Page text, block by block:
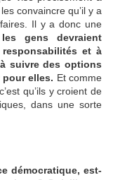
convaincre qu’il y a
Il y a donc une
gens devraient
et à
suivre des options
elles. Et comme
qu’ils y croient de
dans une sorte
démocratique, est-